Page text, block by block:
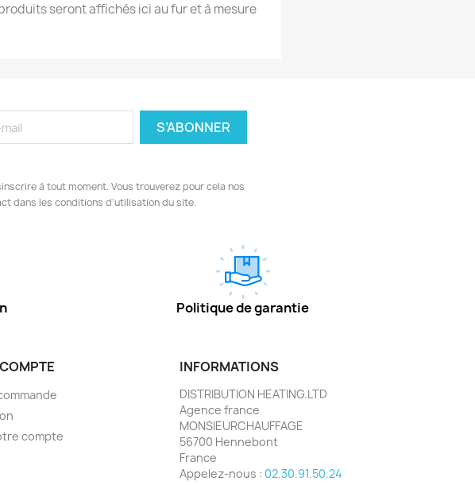
seront affichés ici au fur et à mesure
à tout moment. Vous trouverez pour cela nos
dans les conditions d'utilisation du site.
Politique de garantie
compte
INFORMATIONS
DISTRIBUTION HEATING.LTD
Agence france
MONSIEURCHAUFFAGE
56700 Hennebont
France
Appelez-nous : 02.30.91.50.24